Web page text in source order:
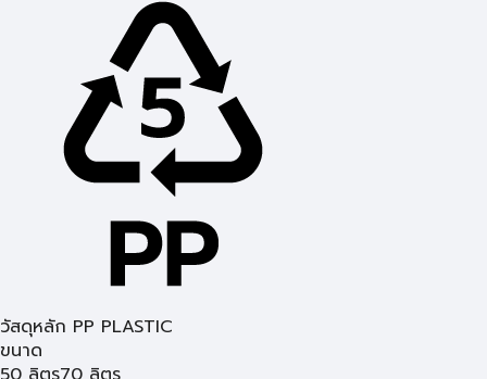
วัสดุหลัก PP PLASTIC
ขนาด